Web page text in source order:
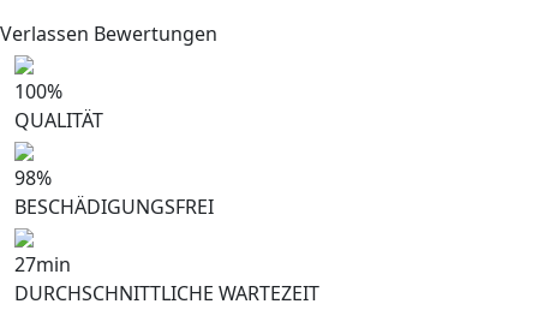
Verlassen Bewertungen
100%
QUALITÄT
98%
BESCHÄDIGUNGSFREI
27min
DURCHSCHNITTLICHE WARTEZEIT